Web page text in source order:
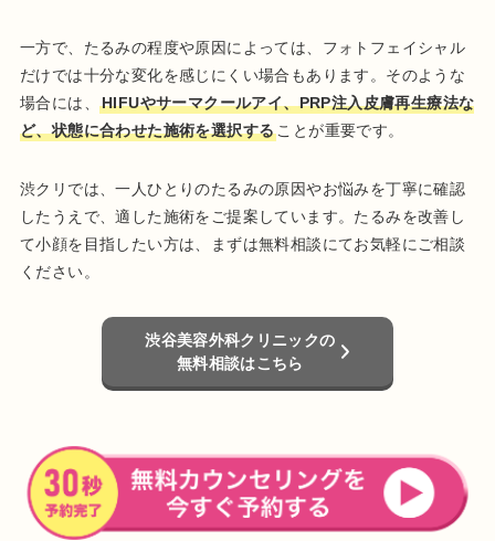
一方で、たるみの程度や原因によっては、フォトフェイシャル
だけでは十分な変化を感じにくい場合もあります。そのような
場合には、
HIFUやサーマクールアイ、PRP注入皮膚再生療法な
ど、状態に合わせた施術を選択する ことが重要です。
渋クリでは、一人ひとりのたるみの原因やお悩みを丁寧に確認
したうえで、適した施術をご提案しています。たるみを改善し
て小顔を目指したい方は、まずは無料相談にてお気軽にご相談
ください。
渋谷美容外科クリニックの
無料相談はこちら